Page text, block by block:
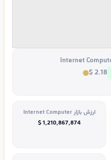
$ 2.18
ارزش بازار Internet Computer
$ 1,210,867,874